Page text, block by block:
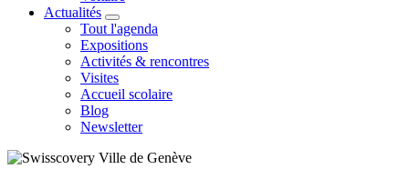
Actualités
Tout l'agenda
Expositions
Activités & rencontres
Visites
Accueil scolaire
Blog
Newsletter